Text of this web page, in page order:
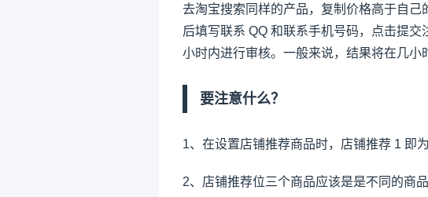
去淘宝搜索同样的产品，复制价格高于自
后填写联系 QQ 和联系手机号码，点击提
小时内进行审核。一般来说，结果将在几小
要注意什么？
1、在设置店铺推荐商品时，店铺推荐 1 即
2、店铺推荐位三个商品应该是是不同的商